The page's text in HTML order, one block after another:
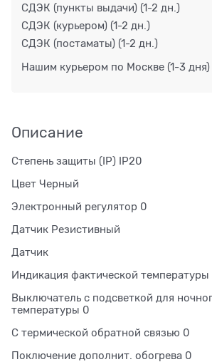
СДЭК (пункты выдачи) (1-2 дн.)
СДЭК (курьером) (1-2 дн.)
СДЭК (постаматы) (1-2 дн.)
Нашим курьером по Москве (1-3 дня)
Описание
Степень защиты (IP) IP20
Цвет Черный
Электронный регулятор 0
Датчик Резистивный
Датчик
Индикация фактической температуры
Выключатель с подсветкой для
температуры 0
С термической обратной связью 0
Поключение дополнит. обогрева 0